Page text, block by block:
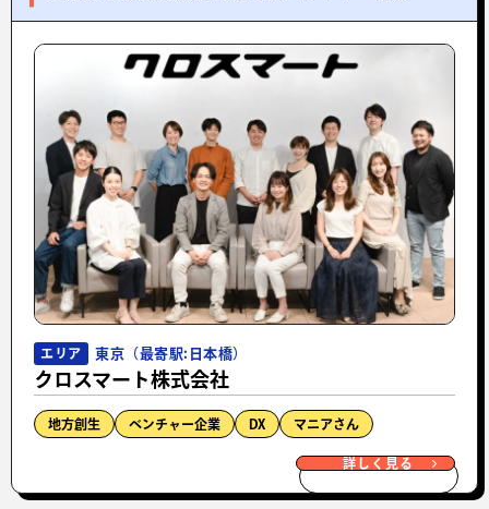
エリア 東京（最寄駅:日本橋）
クロスマート株式会社
地方創生 ベンチャー企業 DX マニアさん
詳しく見る